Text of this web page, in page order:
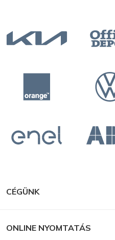
CÉGÜNK
ONLINE NYOMTATÁS